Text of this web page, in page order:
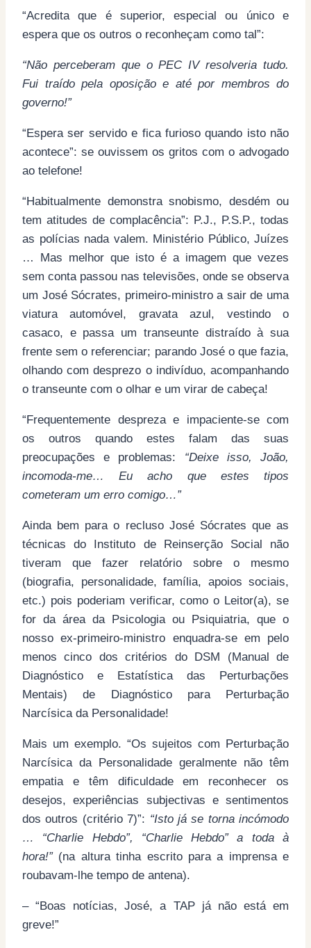
“Acredita que é superior, especial ou único e
espera que os outros o reconheçam como tal”:
“Não perceberam que o PEC IV resolveria tudo.
Fui traído pela oposição e até por membros do
governo!”
“Espera ser servido e fica furioso quando isto não
acontece”: se ouvissem os gritos com o advogado
ao telefone!
“Habitualmente demonstra snobismo, desdém ou
tem atitudes de complacência”: P.J., P.S.P., todas
as polícias nada valem. Ministério Público, Juízes
… Mas melhor que isto é a imagem que vezes
sem conta passou nas televisões, onde se observa
um José Sócrates, primeiro-ministro a sair de uma
viatura automóvel, gravata azul, vestindo o
casaco, e passa um transeunte distraído à sua
frente sem o referenciar; parando José o que fazia,
olhando com desprezo o indivíduo, acompanhando
o transeunte com o olhar e um virar de cabeça!
“Frequentemente despreza e impaciente-se com
os outros quando estes falam das suas
preocupações e problemas: “Deixe isso, João,
incomoda-me… Eu acho que estes tipos
cometeram um erro comigo…”
Ainda bem para o recluso José Sócrates que as
técnicas do Instituto de Reinserção Social não
tiveram que fazer relatório sobre o mesmo
(biografia, personalidade, família, apoios sociais,
etc.) pois poderiam verificar, como o Leitor(a), se
for da área da Psicologia ou Psiquiatria, que o
nosso ex-primeiro-ministro enquadra-se em pelo
menos cinco dos critérios do DSM (Manual de
Diagnóstico e Estatística das Perturbações
Mentais) de Diagnóstico para Perturbação
Narcísica da Personalidade!
Mais um exemplo. “Os sujeitos com Perturbação
Narcísica da Personalidade geralmente não têm
empatia e têm dificuldade em reconhecer os
desejos, experiências subjectivas e sentimentos
dos outros (critério 7)”: “Isto já se torna incómodo
… “Charlie Hebdo”, “Charlie Hebdo” a toda à
hora!”(na altura tinha escrito para a imprensa e
roubavam-lhe tempo de antena).
– “Boas notícias, José, a TAP já não está em
greve!”